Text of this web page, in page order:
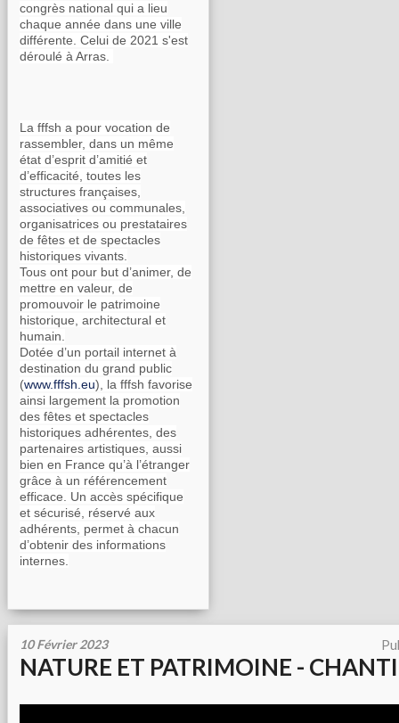
congrès national qui a lieu
chaque année dans une ville
différente. Celui de 2021 s'est
déroulé à Arras.
La fffsh a pour vocation de
rassembler, dans un même
état d’esprit d’amitié et
d’efficacité, toutes les
structures françaises,
associatives ou communales,
organisatrices ou prestataires
de fêtes et de spectacles
historiques vivants.
Tous ont pour but d’animer, de
mettre en valeur, de
promouvoir le patrimoine
historique, architectural et
humain.
Dotée d’un portail internet à
destination du grand public
(www.fffsh.eu), la fffsh favorise
ainsi largement la promotion
des fêtes et spectacles
historiques adhérentes, des
partenaires artistiques, aussi
bien en France qu’à l’étranger
grâce à un référencement
efficace. Un accès spécifique
et sécurisé, réservé aux
adhérents, permet à chacun
d’obtenir des informations
internes.
10 Février 2023
NATURE ET PATRIMOINE -